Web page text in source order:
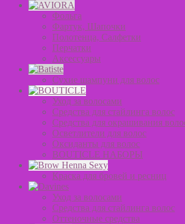
Фольга
Фартук, Шапочки
Полотенца, Салфетки
Перчатки
Аксессуары
Сухие шампуни для волос
Уход за волосами
Средства для стайлинга волос
Средства для окрашивания
Осветлители для волос
Оксиданты для волос
BOUTICLE НАБОРЫ
Краска для бровей и ресниц
Уход за волосами
Средства для стайлинга волос
Оттеночные средства